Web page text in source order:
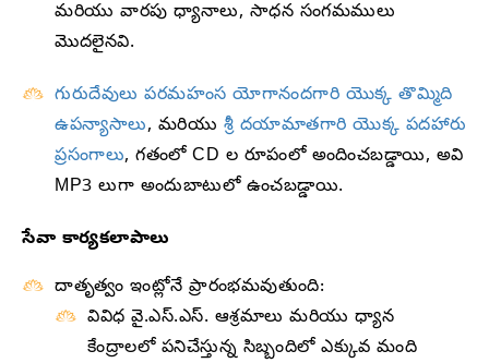
మరియు వారపు ధ్యానాలు, సాధన సంగమములు
మొదలైనవి.
గురుదేవులు పరమహంస యోగానందగారి యొక్క తొమ్మిది
ఉపన్యాసాలు, మరియు శ్రీ దయామాతగారి యొక్క పదహారు
ప్రసంగాలు, గతంలో CD ల రూపంలో అందించబడ్డాయి, అవి
MP3 లుగా అందుబాటులో ఉంచబడ్డాయి.
సేవా కార్యకలాపాలు
దాతృత్వం ఇంట్లోనే ప్రారంభమవుతుంది:
వివిధ వై.ఎస్.ఎస్. ఆశ్రమాలు మరియు ధ్యాన
కేంద్రాలలో పనిచేస్తున్న సిబ్బందిలో ఎక్కువ మంది